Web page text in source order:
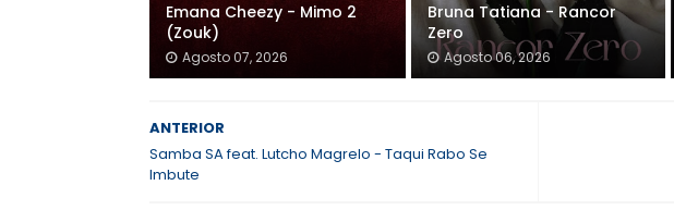
Emana Cheezy - Mimo 2
(Zouk)
Agosto 07, 2026
Bruna Tatiana - Rancor
Zero
Agosto 06, 2026
ANTERIOR
Samba SA feat. Lutcho Magrelo - Taqui Rabo Se
Imbute